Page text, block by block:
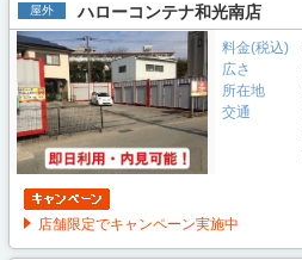
屋外 ハローコンテナ和光南店
料金(税込)
広さ
所在地
交通
店舗限定でキャンペーン実施中